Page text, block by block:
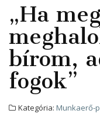
„Ha
bírom,
fogok”
Kategória: Munkaerő-